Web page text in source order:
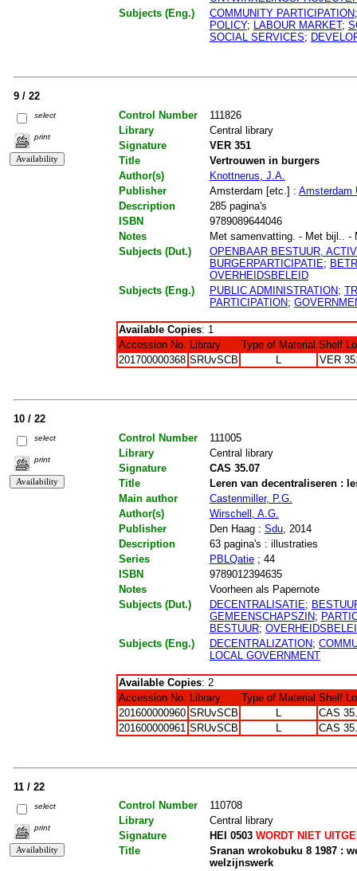
Subjects (Eng.)
COMMUNITY PARTICIPATION
POLICY; LABOUR MARKET;
SOCIAL SERVICES;
9 / 22
select
print
Control Number
111826
Library
Central library
Signature
VER 351
Title
Vertrouwen in burgers
Author(s)
Knottnerus, J.A.
Publisher
Amsterdam [etc.] : Amsterdam
Description
285 pagina's
ISBN
9789089644046
Notes
Met samenvatting. - Met bijl.. -
Subjects (Dut.)
OPENBAAR BESTUUR,
BURGERPARTICIPATIE;
OVERHEIDSBELEID
Subjects (Eng.)
PUBLIC ADMINISTRATION;
PARTICIPATION;
Available Copies: 1
Accession No.
Library Type of Material Shelf
201700000368 SRUvSCB VER
10 / 22
select
print
Control Number
111005
Library
Central library
Signature
CAS 35.07
Title
Leren van decentraliseren :
Main author
Castenmiller, P.G.
Author(s)
Wirschell, A.G.
Publisher
Den Haag : Sdu, 2014
Description
63 pagina's : illustraties
Series
PBLQatie; 44
ISBN
9789012394635
Notes
Voorheen als Papernote
Subjects (Dut.)
DECENTRALISATIE;
GEMEENSCHAPSZIN;
BESTUUR;
Subjects (Eng.)
DECENTRALIZATION;
LOCAL GOVERNMENT
Available Copies: 2
Accession No. Library Type of Material Shelf
201600000960 SRUvSCB L
CAS
201600000961 SRUvSCB L CAS
11 / 22
select
print
Control Number
110708
Library
Central library
Signature
HEI 0503WORDT NIET
Title
Sranan wrokobuku 8 1987 :
welzijnswerk